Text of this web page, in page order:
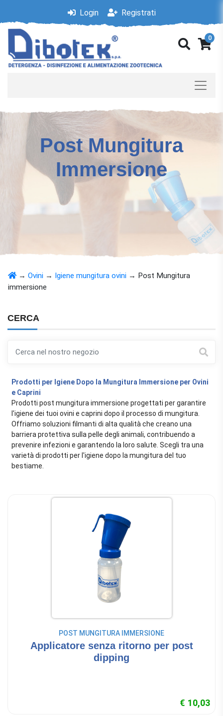
Login Registrati
0
Post Mungitura
Immersione
→ Ovini → Igiene mungitura ovini → Post Mungitura
immersione
CERCA
Prodotti per Igiene Dopo la Mungitura Immersione per Ovini
e Caprini
Prodotti post mungitura immersione progettati per garantire
l'igiene dei tuoi ovini e caprini dopo il processo di mungitura.
Offriamo soluzioni filmanti di alta qualità che creano una
barriera protettiva sulla pelle degli animali, contribuendo a
prevenire infezioni e garantendo la loro salute. Scegli tra una
varietà di prodotti per l'igiene dopo la mungitura del tuo
bestiame.
POST MUNGITURA IMMERSIONE
Applicatore senza ritorno per post
dipping
€ 10,03